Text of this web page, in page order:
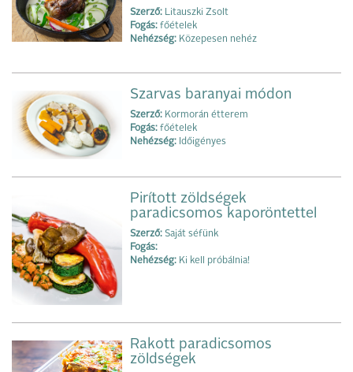
Szerző: Litauszki Zsolt
Fogás: főételek
Nehézség: Közepesen nehéz
Szarvas baranyai módon
Szerző: Kormorán étterem
Fogás: főételek
Nehézség: Időigényes
Pirított zöldségek
paradicsomos kaporöntettel
Szerző: Saját séfünk
Fogás:
Nehézség: Ki kell próbálnia!
Rakott paradicsomos
zöldségek